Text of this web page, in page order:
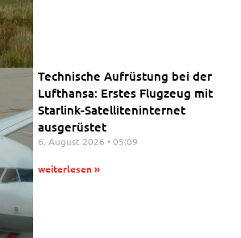
Technische Aufrüstung bei der
Lufthansa: Erstes Flugzeug mit
Starlink-Satelliteninternet
ausgerüstet
6. August 2026 05:09
weiterlesen »